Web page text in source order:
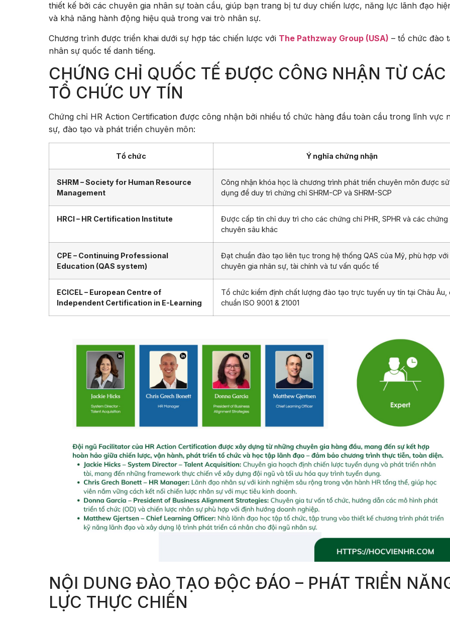
thiết kế bởi các chuyên gia nhân sự toàn cầu, giúp bạn trang bị tư duy chiến lược, năng lực lãnh đạo
và khả năng hành động hiệu quả trong vai trò nhân sự.
Chương trình được triển khai dưới sự hợp tác chiến lược với The Pathzway Group (USA) – tổ chức đào
nhân sự quốc tế danh tiếng.
CHỨNG CHỈ QUỐC TẾ ĐƯỢC CÔNG NHẬN TỪ CÁC
TỔ CHỨC UY TÍN
Chứng chỉ HR Action Certification được công nhận bởi nhiều tổ chức hàng đầu toàn cầu trong lĩnh vực
sự, đào tạo và phát triển chuyên môn:
Tổ chức Ý nghĩa chứng nhận
SHRM – Society for Human Resource
Management
Công nhận khóa học là chương trình phát triển chuyên môn được sử
dụng để duy trì chứng chỉ SHRM-CP và SHRM-SCP
HRCI – HR Certification Institute
Được cấp tín chỉ duy trì cho các chứng chỉ PHR, SPHR và các chứng
chuyên sâu khác
CPE – Continuing Professional
Education (QAS system)
Đạt chuẩn đào tạo liên tục trong hệ thống QAS của Mỹ, phù hợp với
chuyên gia nhân sự, tài chính và tư vấn quốc tế
ECICEL – European Centre of
Independent Certification in E-Learning
Tổ chức kiểm định chất lượng đào tạo trực tuyến uy tín tại Châu Âu,
chuẩn ISO 9001 & 21001
NỘI DUNG ĐÀO TẠO ĐỘC ĐÁO – PHÁT TRIỂN
LỰC THỰC CHIẾN